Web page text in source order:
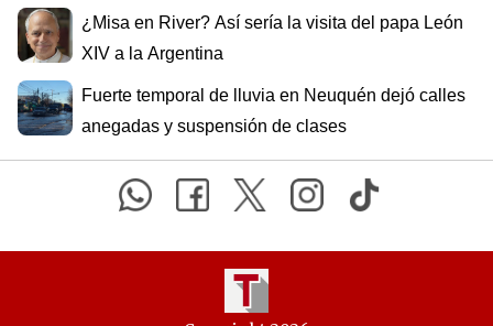
¿Misa en River? Así sería la visita del papa León
XIV a la Argentina
Fuerte temporal de lluvia en Neuquén dejó calles
anegadas y suspensión de clases